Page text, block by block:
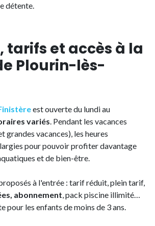
détente.
tarifs et accès à la
Plourin-lès-
est ouverte du lundi au
variés. Pendant les vacances
grandes vacances), les heures
pour pouvoir profiter davantage
et de bien-être.
à l'entrée : tarif réduit, plein tarif,
abonnement, pack piscine illimité…
pour les enfants de moins de 3 ans.